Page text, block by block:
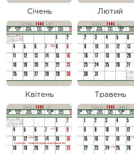
Січень Лютий
Квітень Травень